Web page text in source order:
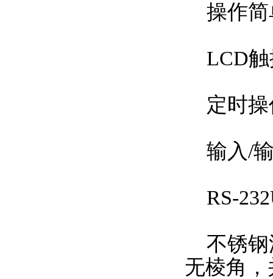
操作简
LCD触
定时操
输入/输
RS-
不锈钢
无棱角